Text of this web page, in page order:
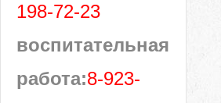
198-72-23
воспитательная
работа:8-923-